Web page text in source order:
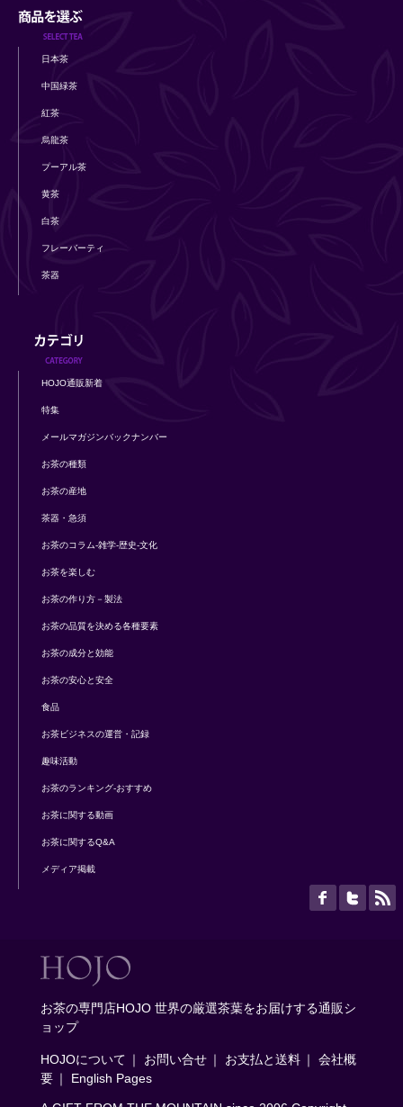
日本茶
中国緑茶
紅茶
烏龍茶
プーアル茶
黄茶
白茶
フレーバーティ
茶器
HOJO通販新着
特集
メールマガジンバックナンバー
お茶の種類
お茶の産地
茶器・急須
お茶のコラム-雑学-歴史-文化
お茶を楽しむ
お茶の作り方－製法
お茶の品質を決める各種要素
お茶の成分と効能
お茶の安心と安全
食品
お茶ビジネスの運営・記録
趣味活動
お茶のランキング-おすすめ
お茶に関する動画
お茶に関するQ&A
メディア掲載
お茶の専門店HOJO 世界の厳選茶葉をお届けする通販シ
ョップ
HOJOについて ｜ お問い合せ ｜ お支払と送料 ｜
会社概
要 ｜ English Pages